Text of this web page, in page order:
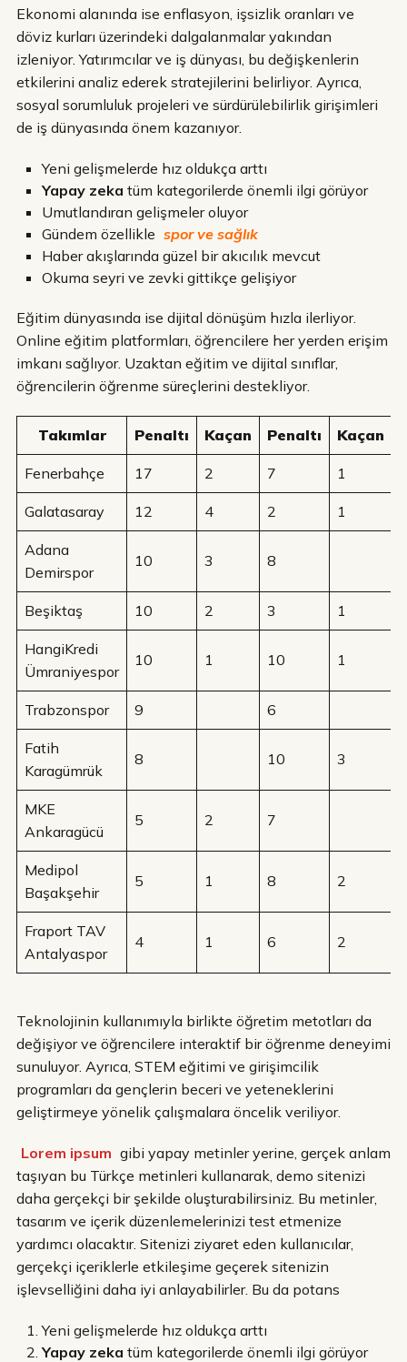
Ekonomi alanında ise enflasyon, işsizlik oranları ve
döviz kurları üzerindeki dalgalanmalar yakından
izleniyor. Yatırımcılar ve iş dünyası, bu değişkenlerin
etkilerini analiz ederek stratejilerini belirliyor. Ayrıca,
sosyal sorumluluk projeleri ve sürdürülebilirlik girişimleri
de iş dünyasında önem kazanıyor.
Yeni gelişmelerde hız oldukça arttı
Yapay zeka tüm kategorilerde önemli ilgi görüyor
Umutlandıran gelişmeler oluyor
Gündem özellikle spor ve sağlık
Haber akışlarında güzel bir akıcılık mevcut
Okuma seyri ve zevki gittikçe gelişiyor
Eğitim dünyasında ise dijital dönüşüm hızla ilerliyor.
Online eğitim platformları, öğrencilere her yerden erişim
imkanı sağlıyor. Uzaktan eğitim ve dijital sınıflar,
öğrencilerin öğrenme süreçlerini destekliyor.
Takımlar Penaltı Kaçan Penaltı Kaçan
Fenerbahçe 17 2 7 1
Galatasaray 12 4 2 1
Adana
Demirspor
10 3 8
Beşiktaş 10 2 3 1
HangiKredi
Ümraniyespor
10 1 10 1
Trabzonspor 9 6
Fatih
Karagümrük
8 10 3
MKE
Ankaragücü
5 2 7
Medipol
Başakşehir
5 1 8 2
Fraport TAV
Antalyaspor
4 1 6 2
Teknolojinin kullanımıyla birlikte öğretim metotları da
değişiyor ve öğrencilere interaktif bir öğrenme deneyimi
sunuluyor. Ayrıca, STEM eğitimi ve girişimcilik
programları da gençlerin beceri ve yeteneklerini
geliştirmeye yönelik çalışmalara öncelik veriliyor.
Lorem ipsum gibi yapay metinler yerine, gerçek anlam
taşıyan bu Türkçe metinleri kullanarak, demo sitenizi
daha gerçekçi bir şekilde oluşturabilirsiniz. Bu metinler,
tasarım ve içerik düzenlemelerinizi test etmenize
yardımcı olacaktır. Sitenizi ziyaret eden kullanıcılar,
gerçekçi içeriklerle etkileşime geçerek sitenizin
işlevselliğini daha iyi anlayabilirler. Bu da potans
Yeni gelişmelerde hız oldukça arttı
Yapay zeka tüm kategorilerde önemli ilgi görüyor